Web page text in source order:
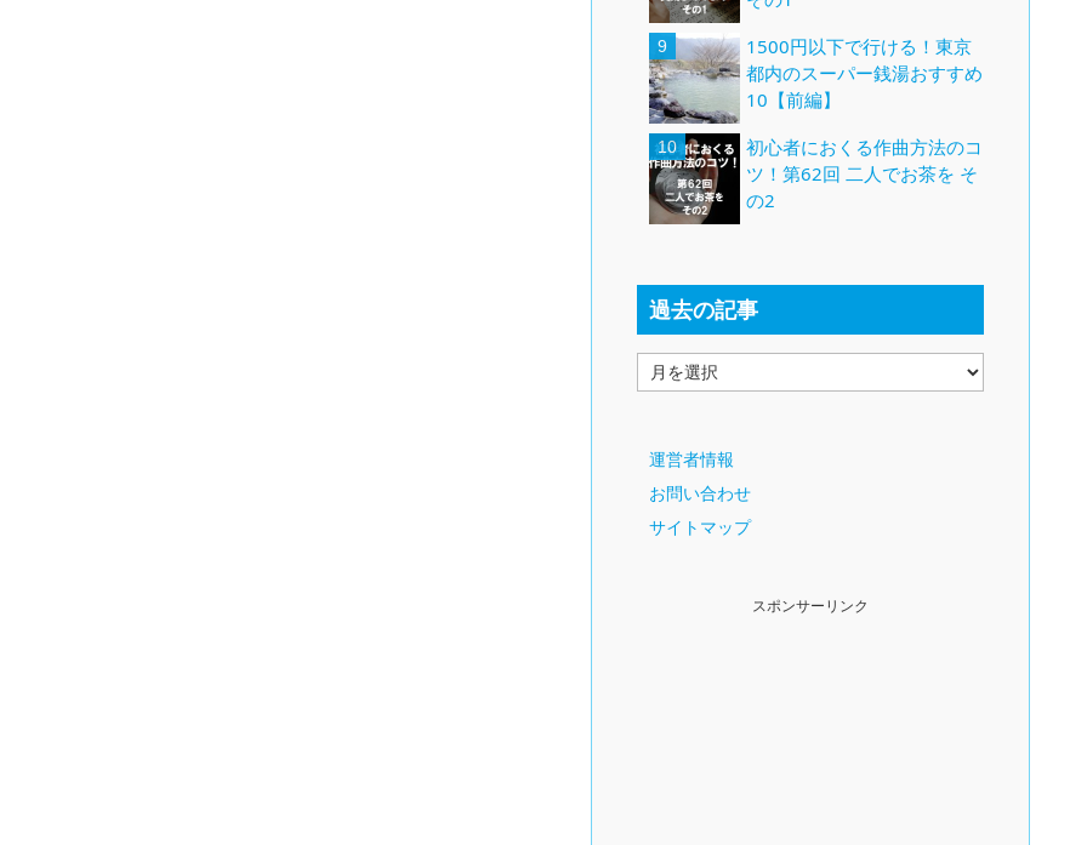
1500円以下で行ける！東京
都内のスーパー銭湯おすすめ
10【前編】
初心者におくる作曲方法のコ
ツ！第62回 二人でお茶を そ
の2
過去の記事
運営者情報
お問い合わせ
サイトマップ
スポンサーリンク